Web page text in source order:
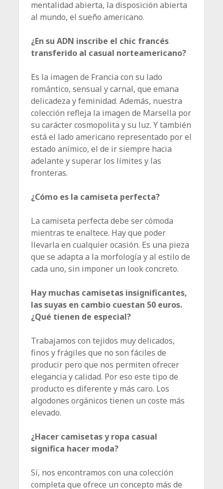
mentalidad abierta, la disposición abierta
al mundo, el sueño americano.
¿En su ADN inscribe el chic francés
transferido al casual norteamericano?
Es la imagen de Francia con su lado
romántico, sensual y carnal, que emana
delicadeza y feminidad. Además, nuestra
colección refleja la imagen de Marsella por
su carácter cosmopolita y su luz. Y también
está el lado americano representado por el
estado anímico, el de ir siempre hacia
adelante y superar los límites y las
fronteras.
¿Cómo es la camiseta perfecta?
La camiseta perfecta debe ser cómoda
mientras te enaltece. Hay que poder
llevarla en cualquier ocasión. Es una pieza
que se adapta a la morfología y al estilo de
cada uno, sin imponer un look concreto.
Hay muchas camisetas insignificantes,
las suyas en cambio cuestan 50 euros.
¿Qué tienen de especial?
Trabajamos con tejidos muy delicados,
finos y frágiles que no son fáciles de
producir pero que nos permiten ofrecer
elegancia y calidad. Por eso este tipo de
producto es diferente y más caro. Los
algodones orgánicos tienen un coste más
elevado.
¿Hacer camisetas y ropa casual
significa hacer moda?
Sí, nos encontramos con una colección
completa que ofrece un concepto más de